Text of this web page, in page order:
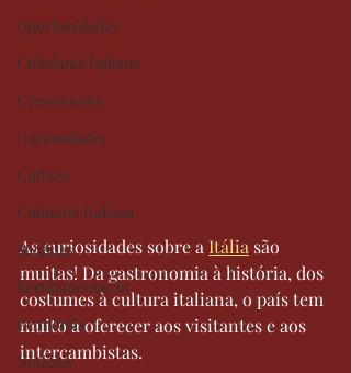
Oportunidades
Cidadania Italiana
Crescimento
Curiosidades
Cultura
Culinária Italiana
Medidas
Regulamentação
Economia
Notícias
As curiosidades sobre a Itália são
muitas! Da gastronomia à história, dos
costumes à cultura italiana, o país tem
muito a oferecer aos visitantes e aos
intercambistas.